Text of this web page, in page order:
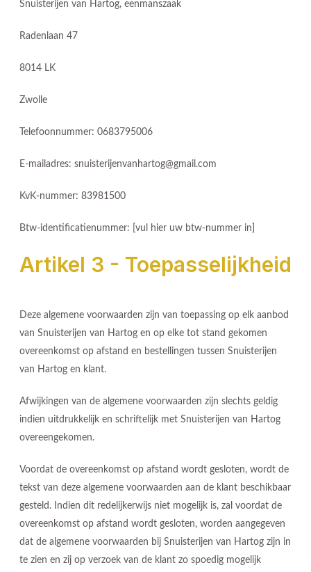
Snuisterijen van Hartog, eenmanszaak
Radenlaan 47
8014 LK
Zwolle
Telefoonnummer: 0683795006
E-mailadres: snuisterijenvanhartog@gmail.com
KvK-nummer: 83981500
Btw-identificatienummer: [vul hier uw btw-nummer in]
Artikel 3 - Toepasselijkheid
Deze algemene voorwaarden zijn van toepassing op elk aanbod
van Snuisterijen van Hartog en op elke tot stand gekomen
overeenkomst op afstand en bestellingen tussen Snuisterijen
van Hartog en klant.
Afwijkingen van de algemene voorwaarden zijn slechts geldig
indien uitdrukkelijk en schriftelijk met Snuisterijen van Hartog
overeengekomen.
Voordat de overeenkomst op afstand wordt gesloten, wordt de
tekst van deze algemene voorwaarden aan de klant beschikbaar
gesteld. Indien dit redelijkerwijs niet mogelijk is, zal voordat de
overeenkomst op afstand wordt gesloten, worden aangegeven
dat de algemene voorwaarden bij Snuisterijen van Hartog zijn in
te zien en zij op verzoek van de klant zo spoedig mogelijk